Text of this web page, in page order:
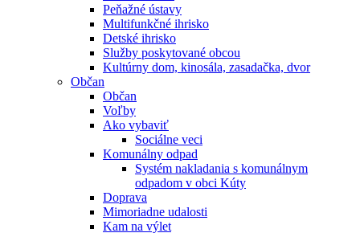
Peňažné ústavy
Multifunkčné ihrisko
Detské ihrisko
Služby poskytované obcou
Kultúrny dom, kinosála, zasadačka, dvor
Občan
Občan
Voľby
Ako vybaviť
Sociálne veci
Komunálny odpad
Systém nakladania s komunálnym
odpadom v obci Kúty
Doprava
Mimoriadne udalosti
Kam na výlet